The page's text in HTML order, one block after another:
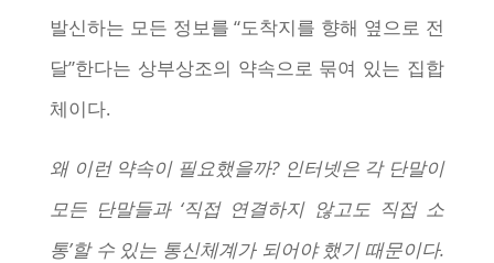
발신하는 모든 정보를 “도착지를 향해 옆으로 전
달”한다는 상부상조의 약속으로 묶여 있는 집합
체이다.
왜 이런 약속이 필요했을까? 인터넷은 각 단말이
모든 단말들과 ‘직접 연결하지 않고도 직접 소
통’할 수 있는 통신체계가 되어야 했기 때문이다.